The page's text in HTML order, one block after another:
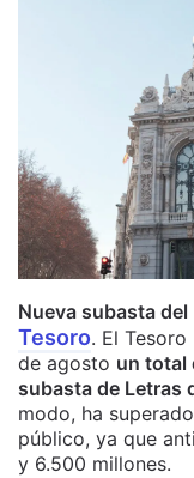
Nueva subasta
Tesoro. El
de agosto un total
subasta de Letras
modo, ha
público, ya que
y 6.500 millones.